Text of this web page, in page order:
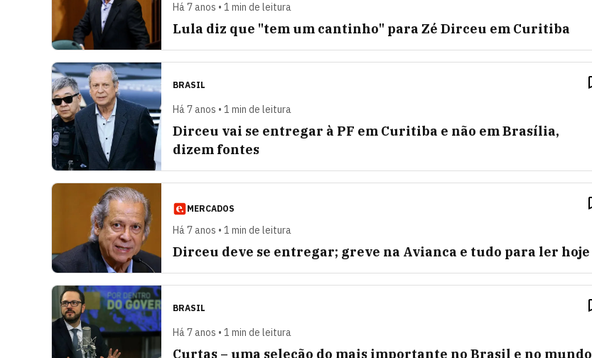
Há 7 anos • 1 min de leitura
Lula diz que "tem um cantinho" para Zé Dirceu em Curitiba
BRASIL
Há 7 anos • 1 min de leitura
Dirceu vai se entregar à PF em Curitiba e não em Brasília,
dizem fontes
MERCADOS
Há 7 anos • 1 min de leitura
Dirceu deve se entregar; greve na Avianca e tudo para ler hoje
BRASIL
Há 7 anos • 1 min de leitura
Curtas – uma seleção do mais importante no Brasil e no mundo